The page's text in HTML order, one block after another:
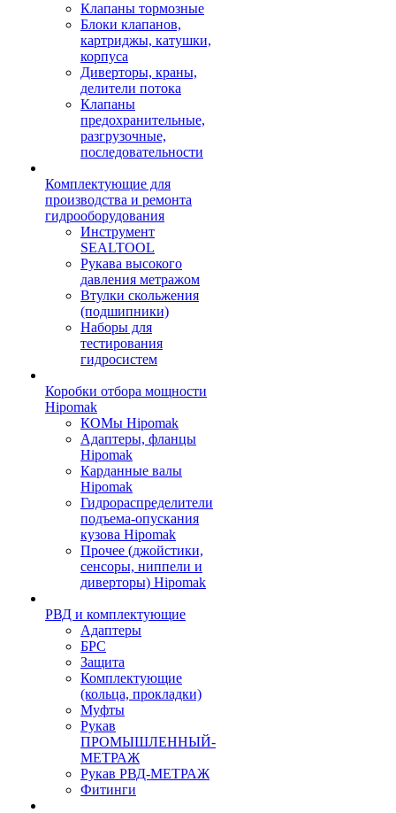
Клапаны тормозные
Блоки клапанов,
картриджы, катушки,
корпуса
Диверторы, краны,
делители потока
Клапаны
предохранительные,
разгрузочные,
последовательности
Комплектующие для
производства и ремонта
гидрооборудования
Инструмент
SEALTOOL
Рукава высокого
давления метражом
Втулки скольжения
(подшипники)
Наборы для
тестирования
гидросистем
Коробки отбора мощности
Hipomak
КОМы Hipomak
Адаптеры, фланцы
Hipomak
Карданные валы
Hipomak
Гидрораспределители
подъема-опускания
кузова Hipomak
Прочее (джойстики,
сенсоры, ниппели и
диверторы) Hipomak
РВД и комплектующие
Адаптеры
БРС
Защита
Комплектующие
(кольца, прокладки)
Муфты
Рукав
ПРОМЫШЛЕННЫЙ-
МЕТРАЖ
Рукав РВД-МЕТРАЖ
Фитинги